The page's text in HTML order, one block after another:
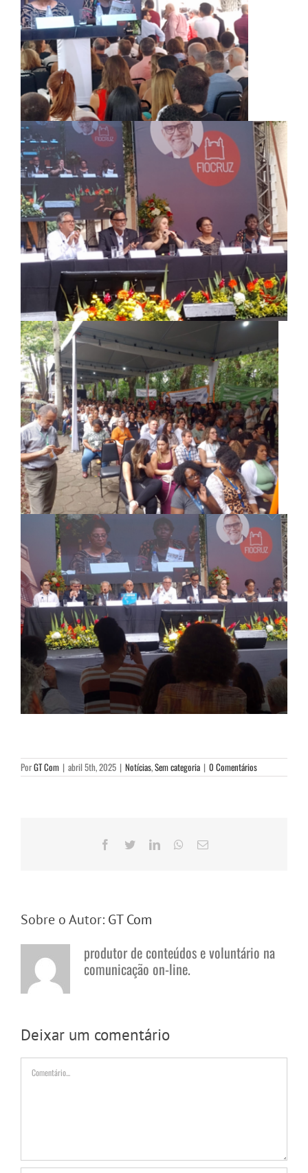
PorGT Com | abril 5th, 2025 | Notícias,Sem categoria | 0 Comentários
Facebook
TwitterLinkedInWhatsApp
E-
Sobre o Autor: GT Com
produtor de conteúdos e voluntário na
comunicação on-line.
Deixar um comentário
Comentário